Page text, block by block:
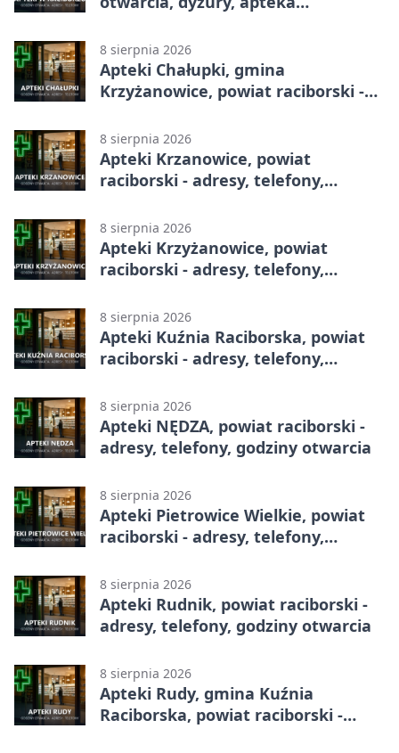
8 sierpnia 2026
Apteki Chałupki, gmina
Krzyżanowice, powiat raciborski -
8 sierpnia 2026
Apteki Krzanowice, powiat
raciborski - adresy, telefony,
8 sierpnia 2026
Apteki Krzyżanowice, powiat
raciborski - adresy, telefony,
8 sierpnia 2026
Apteki Kuźnia Raciborska, powiat
raciborski - adresy, telefony,
8 sierpnia 2026
Apteki NĘDZA, powiat raciborski -
adresy, telefony, godziny otwarcia
8 sierpnia 2026
Apteki Pietrowice Wielkie, powiat
raciborski - adresy, telefony,
8 sierpnia 2026
Apteki Rudnik, powiat raciborski -
adresy, telefony, godziny otwarcia
8 sierpnia 2026
Apteki Rudy, gmina Kuźnia
Raciborska, powiat raciborski -